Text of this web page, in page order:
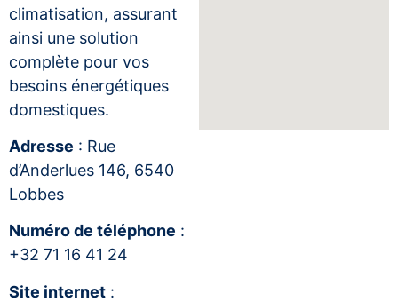
climatisation, assurant
ainsi une solution
complète pour vos
besoins énergétiques
domestiques.
Adresse : Rue
d’Anderlues 146, 6540
Lobbes
Numéro de téléphone :
+32 71 16 41 24
Site internet :